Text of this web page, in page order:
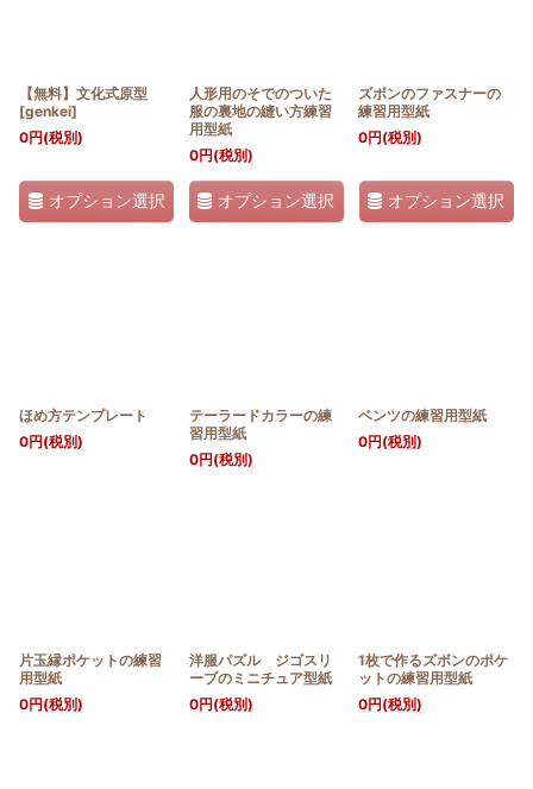
【無料】文化式原型
[genkei]
0円(税別)
オプション選択
人形用のそでのついた
服の裏地の縫い方練習
用型紙
0円(税別)
オプション選択
ズボンのファスナーの
練習用型紙
0円(税別)
オプション選択
ほめ方テンプレート
0円(税別)
テーラードカラーの練
習用型紙
0円(税別)
ベンツの練習用型紙
0円(税別)
片玉縁ポケットの練習
用型紙
0円(税別)
洋服パズル ジゴスリ
ーブのミニチュア型紙
0円(税別)
1枚で作るズボンのポケ
ットの練習用型紙
0円(税別)